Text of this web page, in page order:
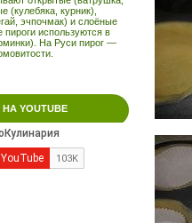
(кулебяка, курник),
эчпочмак) и слоёные
используются в
На Руси пирог —
YOUTUBE